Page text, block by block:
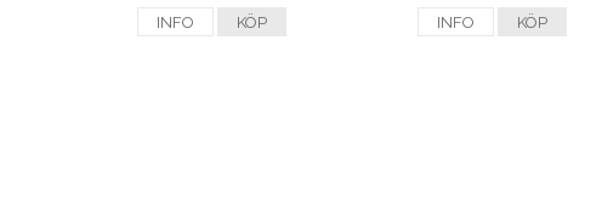
INFO KÖP INFO KÖP